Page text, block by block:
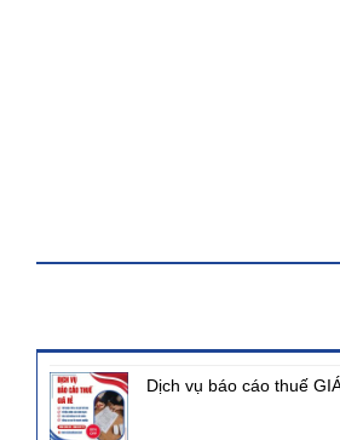
Dịch vụ báo cáo thuế